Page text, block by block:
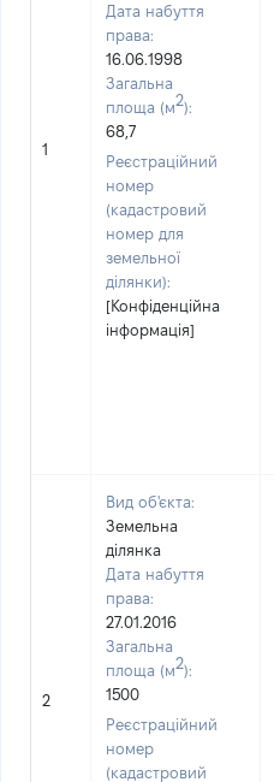
1
Дата набуття
права:
16.06.1998
Загальна
площа (м2):
68,7
Реєстраційний
номер
(кадастровий
номер для
земельної
ділянки):
[Конфіденційна
інформація]
2
Вид об'єкта:
Земельна
ділянка
Дата набуття
права:
27.01.2016
Загальна
площа (м2):
1500
Реєстраційний
номер
(кадастровий